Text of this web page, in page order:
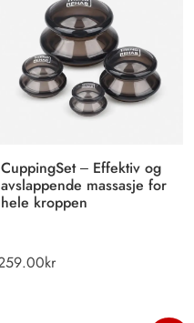
CuppingSet – Effektiv og
avslappende massasje for
hele kroppen
kr